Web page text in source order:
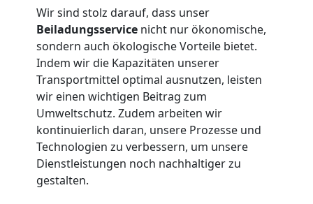
Wir sind stolz darauf, dass unser
Beiladungsservice nicht nur ökonomische,
sondern auch ökologische Vorteile bietet.
Indem wir die Kapazitäten unserer
Transportmittel optimal ausnutzen, leisten
wir einen wichtigen Beitrag zum
Umweltschutz. Zudem arbeiten wir
kontinuierlich daran, unsere Prozesse und
Technologien zu verbessern, um unsere
Dienstleistungen noch nachhaltiger zu
gestalten.
Umzug
für
Senioren